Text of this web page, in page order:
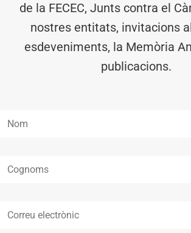
de la FECEC, Junts contra el
nostres entitats, invitacions
esdeveniments, la Memòria
publicacions.